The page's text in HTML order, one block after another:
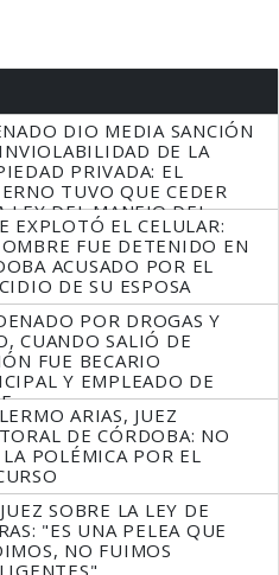
DIO MEDIA SANCIÓN
DE LA
PRIVADA: EL
TUVO QUE CEDER
LEY DEL MANEJO DEL
EXPLOTÓ EL CELULAR:
FUE DETENIDO EN
ACUSADO POR EL
DE SU ESPOSA
POR DROGAS Y
CUANDO SALIÓ DE
FUE BECARIO
Y EMPLEADO DE
ARIAS, JUEZ
DE CÓRDOBA: NO
LA POLÉMICA POR EL
SOBRE LA LEY DE
"ES UNA PELEA QUE
NO FUIMOS